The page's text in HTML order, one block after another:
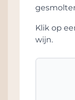
Klik op
wijn.